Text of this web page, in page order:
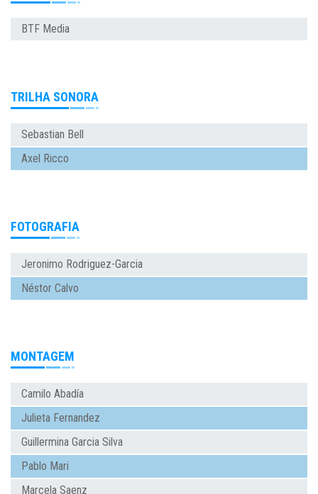
BTF Media
TRILHA SONORA
Sebastian Bell
Axel Ricco
FOTOGRAFIA
Jeronimo Rodriguez-Garcia
Néstor Calvo
MONTAGEM
Camilo Abadía
Julieta Fernandez
Guillermina Garcia Silva
Pablo Mari
Marcela Saenz